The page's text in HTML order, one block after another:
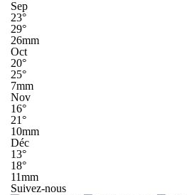
Sep
23°
29°
26mm
Oct
20°
25°
7mm
Nov
16°
21°
10mm
Déc
13°
18°
11mm
Suivez-nous